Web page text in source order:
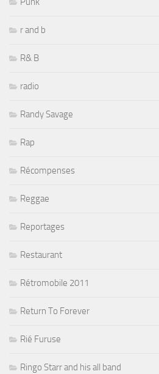
r and b
R& B
radio
Randy Savage
Rap
Récompenses
Reggae
Reportages
Restaurant
Rétromobile 2011
Return To Forever
Rié Furuse
Ringo Starr and his all band